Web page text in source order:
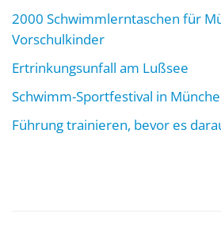
2000 Schwimmlerntaschen für
Vorschulkinder
Ertrinkungsunfall am Lußsee
Schwimm-Sportfestival in
Führung trainieren, bevor es